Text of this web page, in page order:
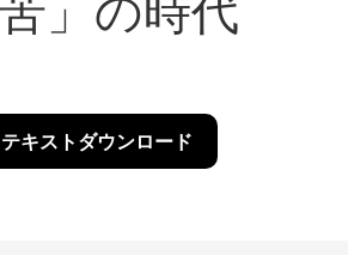
テキストダウンロード